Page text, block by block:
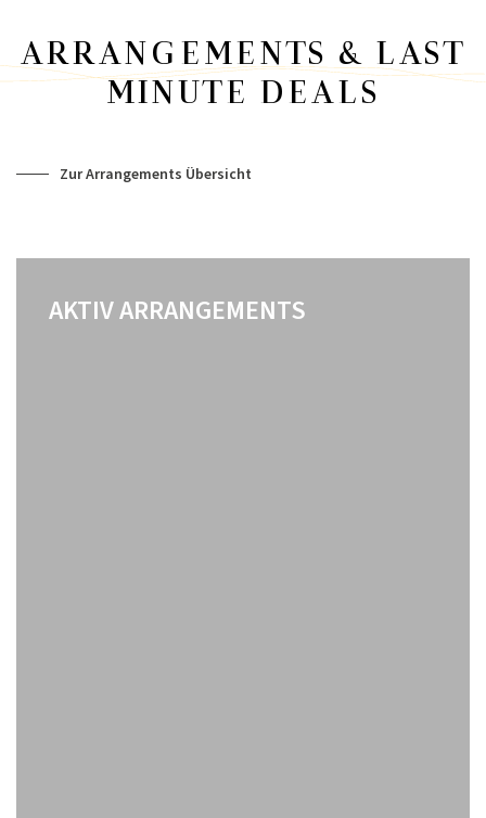
ARRANGEMENTS & LAST
MINUTE DEALS
Zur Arrangements Übersicht
AKTIV ARRANGEMENTS